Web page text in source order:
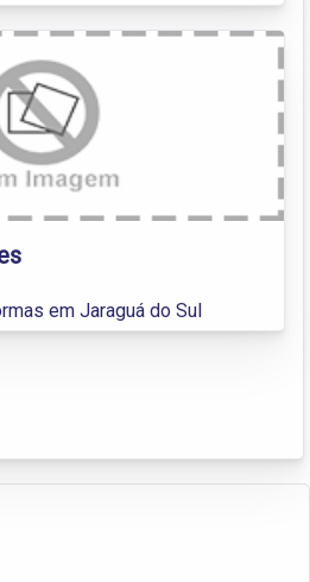
em Jaraguá do Sul